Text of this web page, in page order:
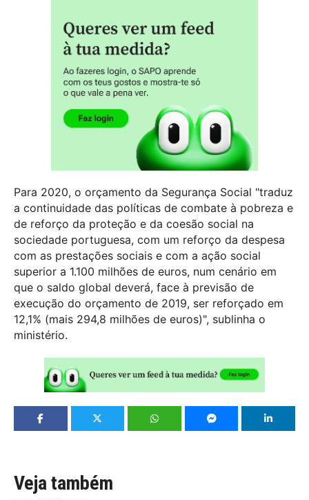
Para 2020, o orçamento da Segurança Social "traduz
a continuidade das políticas de combate à pobreza e
de reforço da proteção e da coesão social na
sociedade portuguesa, com um reforço da despesa
com as prestações sociais e com a ação social
superior a 1.100 milhões de euros, num cenário em
que o saldo global deverá, face à previsão de
execução do orçamento de 2019, ser reforçado em
12,1% (mais 294,8 milhões de euros)", sublinha o
ministério.
Veja também